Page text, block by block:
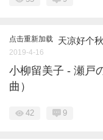
点击重新加载 天凉好个秋
2019-4-16
小柳留美子 - 瀬戸
曲）
42 9